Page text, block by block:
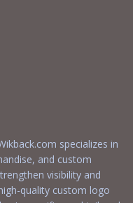
specializes in
and custom
visibility and
quality custom logo